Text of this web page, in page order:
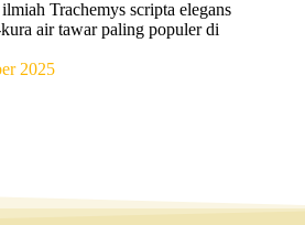
Trachemys scripta elegans
air tawar paling populer di
2025